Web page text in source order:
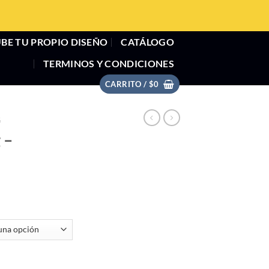
TU PROPIO DISEÑO
CATÁLOGO
TERMINOS Y CONDICIONES
CARRITO / $0